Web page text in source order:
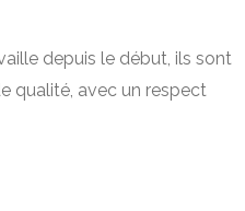
depuis le début, ils sont
qualité, avec un respect